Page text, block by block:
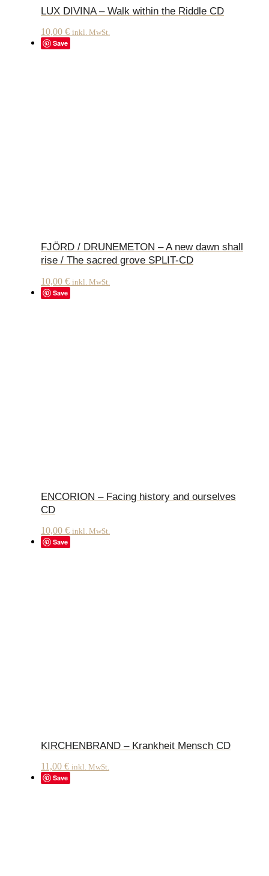
LUX DIVINA – Walk within the Riddle CD
10,00 € inkl. MwSt.
Save
FJÖRD / DRUNEMETON – A new dawn shall
rise / The sacred grove SPLIT-CD
10,00 € inkl. MwSt.
Save
ENCORION – Facing history and ourselves
CD
10,00 € inkl. MwSt.
Save
KIRCHENBRAND – Krankheit Mensch CD
11,00 € inkl. MwSt.
Save